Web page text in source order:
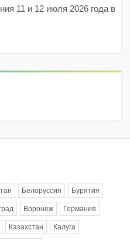
11 и 12 июля 2026 года в
Белоруссия Бурятия
Воронеж Германия
Казахстан Калуга